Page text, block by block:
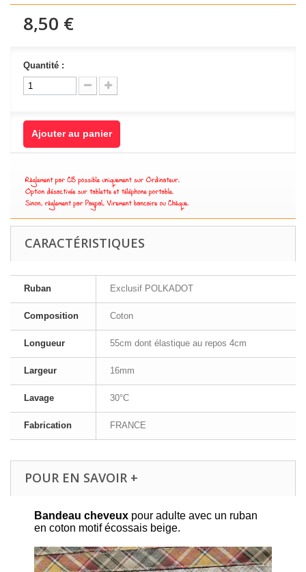
8,50 €
Quantité :
Ajouter au panier
CARACTÉRISTIQUES
Ruban Exclusif POLKADOT
Composition Coton
Longueur 55cm dont élastique au repos 4cm
Largeur 16mm
Lavage 30°C
Fabrication FRANCE
POUR EN SAVOIR +
Bandeau cheveux pour adulte avec un ruban
en coton motif écossais beige.